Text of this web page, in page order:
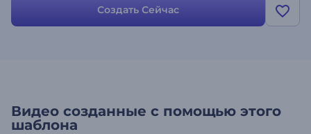
Создать Сейчас
Видео созданные с помощью этого
шаблона